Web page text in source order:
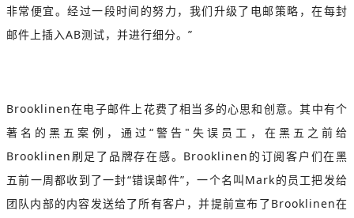
非常便宜。经过一段时间的努力，我们升级了电邮策略，在每封
邮件上插入AB测试，并进行细分。”
Brooklinen在电子邮件上花费了相当多的心思和创意。其中有个
著名的黑五案例，通过“警告"失误员工，在黑五之前给
Brooklinen刷足了品牌存在感。Brooklinen的订阅客户们在黑
五前一周都收到了一封“错误邮件”，一个名叫Mark的员工把发给
团队内部的内容发送给了所有客户，并提前宣布了Brooklinen在